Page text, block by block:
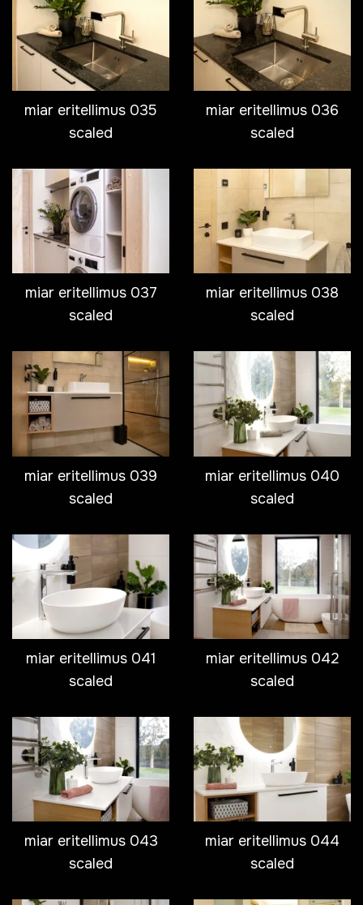
miar eritellimus 035
scaled
miar eritellimus 036
scaled
miar eritellimus 037
scaled
miar eritellimus 038
scaled
miar eritellimus 039
scaled
miar eritellimus 040
scaled
miar eritellimus 041
scaled
miar eritellimus 042
scaled
miar eritellimus 043
scaled
miar eritellimus 044
scaled